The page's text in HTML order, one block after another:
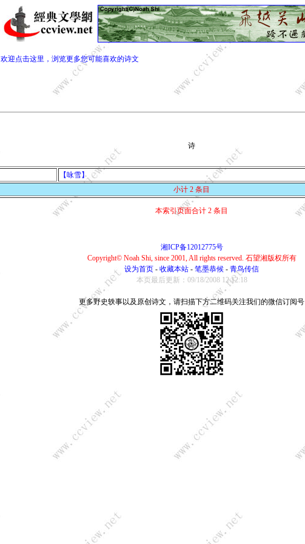
欢迎点击这里，浏览更多您可能喜欢的诗文
诗
【咏雪】
小计 2 条目
本索引页面合计 2 条目
湘ICP备12012775号
Copyright© Noah Shi, since 2001, All rights reserved. 石望湘版权所有
设为首页 - 收藏本站 - 笔墨恭候 - 青鸟传信
本页最后更新：09/18/2008 12:12:18
更多野史轶事以及原创诗文，请扫描下方二维码关注我们的微信订阅号